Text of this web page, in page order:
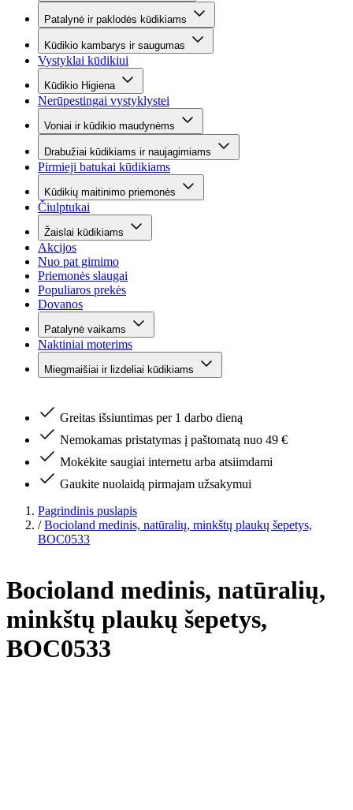
Patalynė ir paklodės kūdikiams
Kūdikio kambarys ir saugumas
Vystyklai kūdikiui
Kūdikio Higiena
Nerūpestingai vystyklystei
Voniai ir kūdikio maudynėms
Drabužiai kūdikiams ir naujagimiams
Pirmieji batukai kūdikiams
Kūdikių maitinimo priemonės
Čiulptukai
Žaislai kūdikiams
Akcijos
Nuo pat gimimo
Priemonės slaugai
Populiaros prekės
Dovanos
Patalynė vaikams
Naktiniai moterims
Miegmaišiai ir lizdeliai kūdikiams
Greitas išsiuntimas per 1 darbo dieną
Nemokamas pristatymas į paštomatą nuo 49 €
Mokėkite saugiai internetu arba atsiimdami
Gaukite nuolaidą pirmajam užsakymui
Pagrindinis puslapis
/ Bocioland medinis, natūralių, minkštų plaukų šepetys,
BOC0533
Bocioland medinis, natūralių,
minkštų plaukų šepetys,
BOC0533